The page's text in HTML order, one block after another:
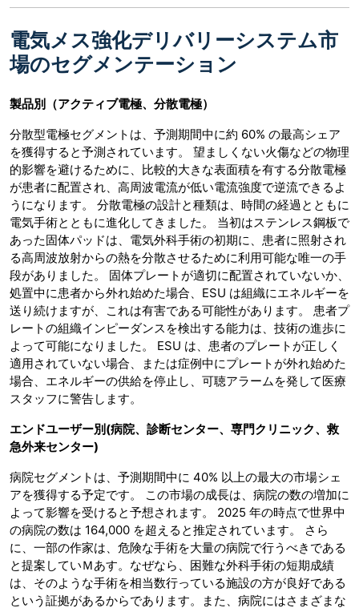
電気メス強化デリバリーシステム市
場のセグメンテーション
製品別（アクティブ電極、分散電極）
分散型電極セグメントは、予測期間中に約 60% の最高シェア
を獲得すると予測されています。 望ましくない火傷などの物理
的影響を避けるために、比較的大きな表面積を有する分散電極
が患者に配置され、高周波電流が低い電流強度で逆流できるよ
うになります。 分散電極の設計と種類は、時間の経過とともに
電気手術とともに進化してきました。 当初はステンレス鋼板で
あった固体パッドは、電気外科手術の初期に、患者に照射され
る高周波放射からの熱を分散させるために利用可能な唯一の手
段がありました。 固体プレートが適切に配置されていないか、
処置中に患者から外れ始めた場合、ESU は組織にエネルギーを
送り続けますが、これは有害である可能性があります。 患者プ
レートの組織インピーダンスを検出する能力は、技術の進歩に
よって可能になりました。 ESU は、患者のプレートが正しく
適用されていない場合、または症例中にプレートが外れ始めた
場合、エネルギーの供給を停止し、可聴アラームを発して医療
スタッフに警告します。
エンドユーザー別(病院、診断センター、専門クリニック、救
急外来センター)
病院セグメントは、予測期間中に 40% 以上の最大の市場シェ
アを獲得する予定です。 この市場の成長は、病院の数の増加に
よって影響を受けると予想されます。 2025 年の時点で世界中
の病院の数は 164,000 を超えると推定されています。 さら
に、一部の作家は、危険な手術を大量の病院で行うべきである
と提案していＭあす。なぜなら、困難な外科手術の短期成績
は、そのような手術を相当数行っている施設の方が良好である
という証拠があるからであります。また、病院にはさまざまな